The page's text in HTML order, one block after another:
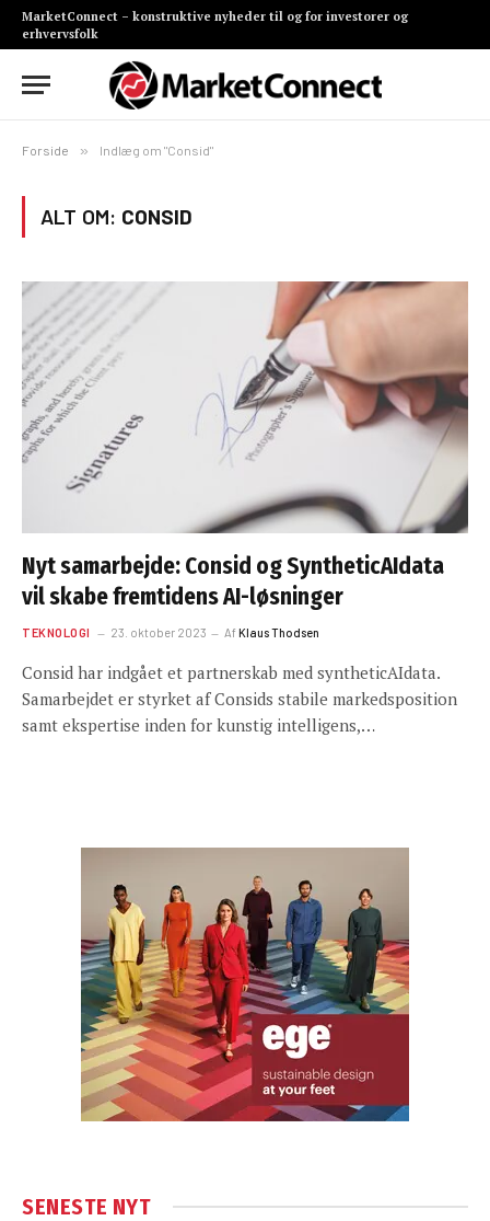
MarketConnect – konstruktive nyheder til og for investorer og
erhvervsfolk
Forside » Indlæg om "Consid"
ALT OM: CONSID
Nyt samarbejde: Consid og SyntheticAIdata
vil skabe fremtidens AI-løsninger
TEKNOLOGI 23. oktober 2023 AfKlaus Thodsen
Consid har indgået et partnerskab med syntheticAIdata.
Samarbejdet er styrket af Consids stabile markedsposition
samt ekspertise inden for kunstig intelligens,…
SENESTE NYT